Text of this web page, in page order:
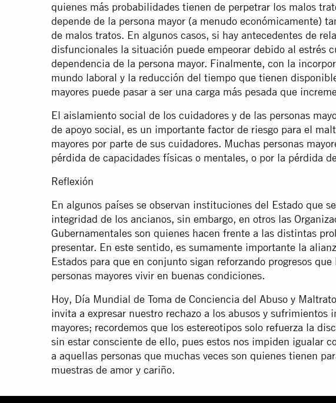
quienes más probabilidades tienen de perpetrar los malos
depende de la persona mayor (a menudo económicamente)
de malos tratos. En algunos casos, si hay antecedentes de
disfuncionales la situación puede empeorar debido al estrés
dependencia de la persona mayor. Finalmente, con la
mundo laboral y la reducción del tiempo que tienen
mayores puede pasar a ser una carga más pesada que
El aislamiento social de los cuidadores y de las personas
de apoyo social, es un importante factor de riesgo para el
mayores por parte de sus cuidadores. Muchas personas
pérdida de capacidades físicas o mentales, o por la pérdida
Reflexión
En algunos países se observan instituciones del Estado que
integridad de los ancianos, sin embargo, en otros las
Gubernamentales son quienes hacen frente a las distintas
presentar. En este sentido, es sumamente importante la
Estados para que en conjunto sigan reforzando progresos
personas mayores vivir en buenas condiciones.
Hoy, Día Mundial de Toma de Conciencia del Abuso y
invita a expresar nuestro rechazo a los abusos y sufrimientos
mayores; recordemos que los estereotipos solo refuerza la
sin estar consciente de ello, pues estos nos impiden igualar
a aquellas personas que muchas veces son quienes tienen
muestras de amor y cariño.